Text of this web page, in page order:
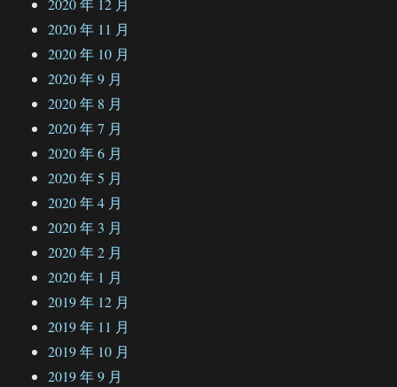
2020 年 12 月
2020 年 11 月
2020 年 10 月
2020 年 9 月
2020 年 8 月
2020 年 7 月
2020 年 6 月
2020 年 5 月
2020 年 4 月
2020 年 3 月
2020 年 2 月
2020 年 1 月
2019 年 12 月
2019 年 11 月
2019 年 10 月
2019 年 9 月